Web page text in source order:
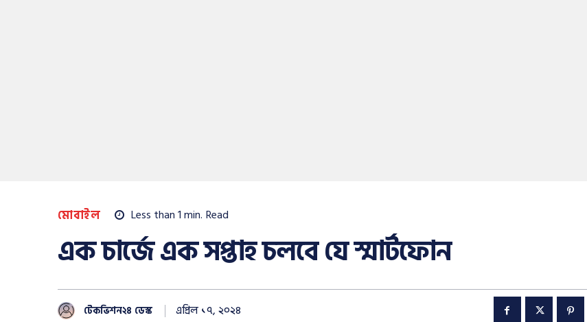
মোবাইল Less than 1min. Read
এক চার্জে এক সপ্তাহ চলবে যে স্মার্টফোন
টেকভিশন২৪ ডেস্ক এপ্রিল ১৭, ২০২৪